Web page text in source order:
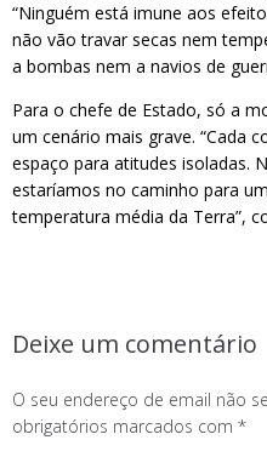
“Ninguém está imune aos
não vão travar secas nem
a bombas nem a navios de
Para o chefe de Estado, só a
um cenário mais grave. “Cada
espaço para atitudes isoladas.
estaríamos no caminho para
temperatura média da Terra”,
Deixe um comentário
O seu endereço de email não
obrigatórios marcados com *